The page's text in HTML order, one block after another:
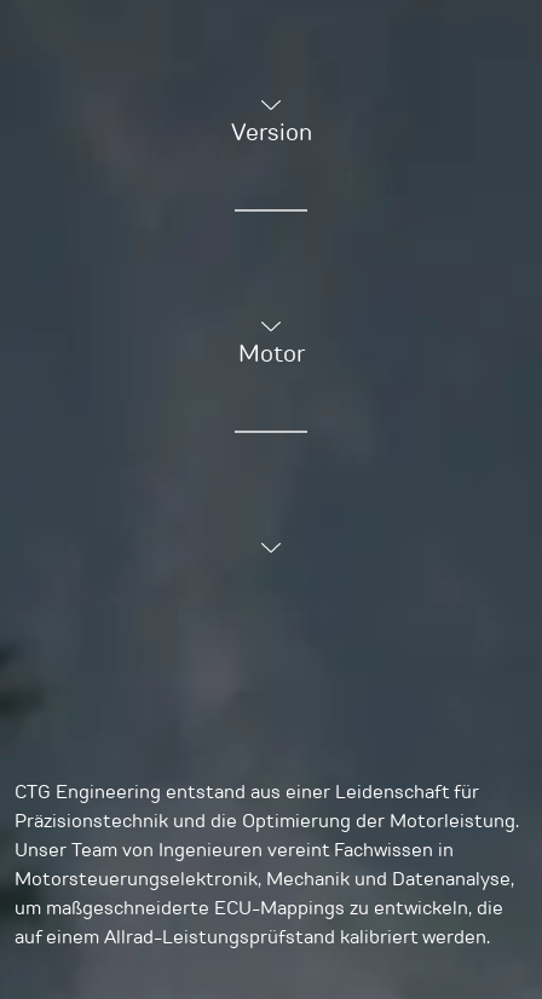
Version
Motor
CTG Engineering entstand aus einer Leidenschaft für
Präzisionstechnik und die Optimierung der Motorleistung.
Unser Team von Ingenieuren vereint Fachwissen in
Motorsteuerungselektronik, Mechanik und Datenanalyse,
um maßgeschneiderte ECU-Mappings zu entwickeln, die
auf einem Allrad-Leistungsprüfstand kalibriert werden.